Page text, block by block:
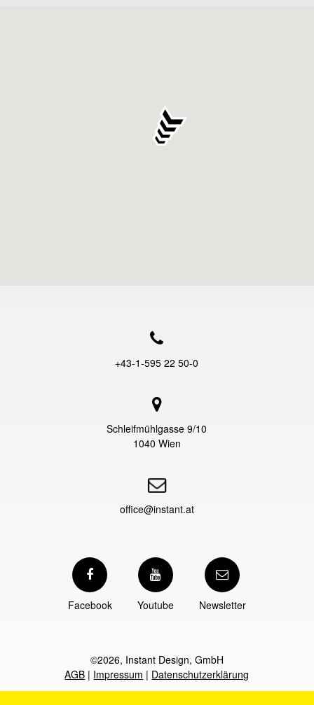
+43-1-595 22 50-0
Schleifmühlgasse 9/10
1040 Wien
office@instant.at
Facebook Youtube Newsletter
©2026, Instant Design, GmbH
AGB | Impressum | Datenschutzerklärung